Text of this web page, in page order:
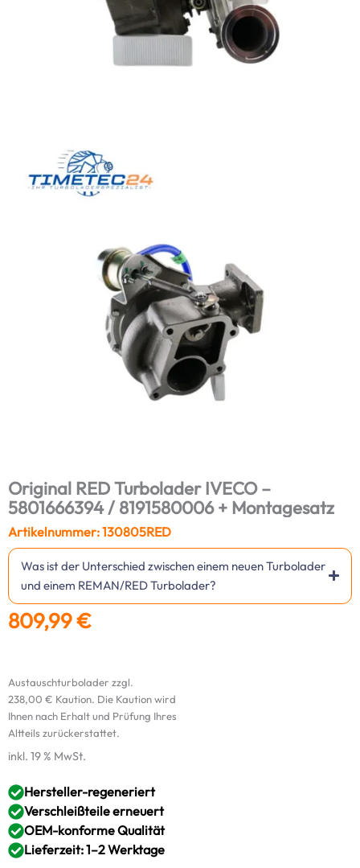
Original RED Turbolader IVECO –
5801666394 / 8191580006 + Montagesatz
Artikelnummer: 130805RED
Was ist der Unterschied zwischen einem neuen Turbolader
und einem REMAN/RED Turbolader?
809,99€
Austauschturbolader zzgl.
238,00 € Kaution. Die Kaution wird
Ihnen nach Erhalt und Prüfung Ihres
Altteils zurückerstattet.
inkl. 19 % MwSt.
Hersteller-regeneriert
Verschleißteile erneuert
OEM-konforme Qualität
Lieferzeit: 1–2 Werktage